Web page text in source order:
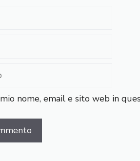
nome, email e sito web in